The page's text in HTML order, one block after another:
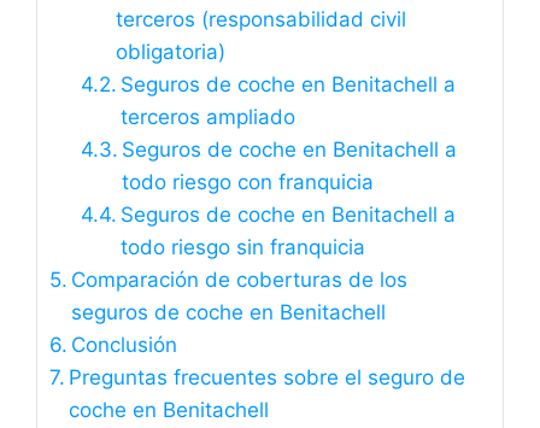
terceros (responsabilidad civil
obligatoria)
Seguros de coche en Benitachell a
terceros ampliado
Seguros de coche en Benitachell a
todo riesgo con franquicia
Seguros de coche en Benitachell a
todo riesgo sin franquicia
Comparación de coberturas de los
seguros de coche en Benitachell
Conclusión
Preguntas frecuentes sobre el seguro de
coche en Benitachell